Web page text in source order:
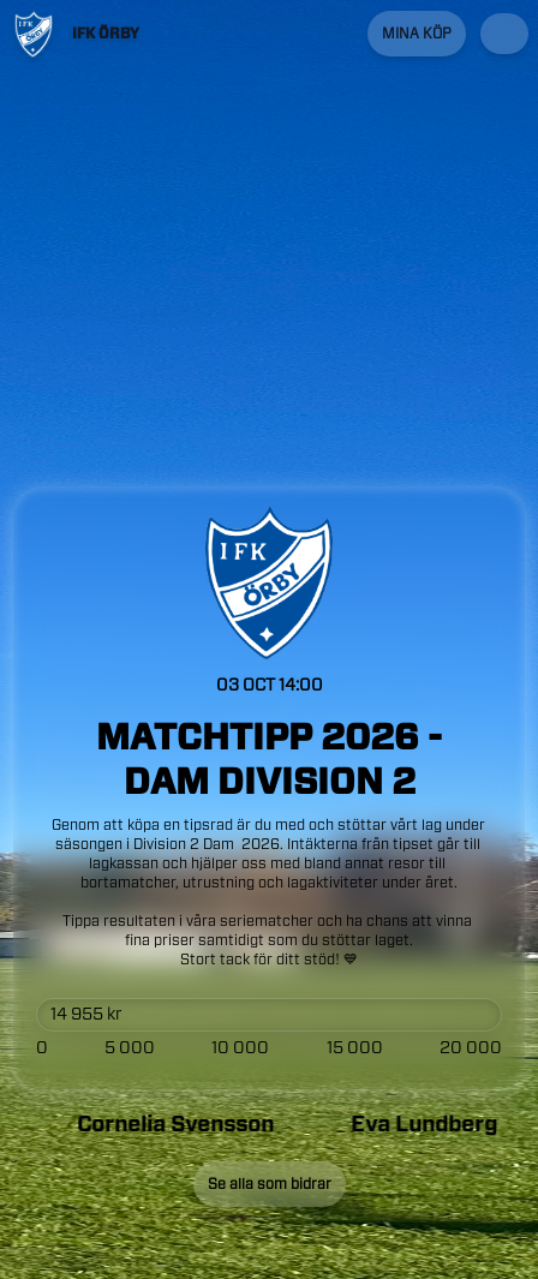
IFK ÖRBY MINA KÖP
03 OCT 14:00
MATCHTIPP 2026 -
DAM
DIVISION 2
Genom att köpa en tipsrad är du med och stöttar vårt lag under
säsongen i Division 2 Dam 2026. Intäkterna från tipset går till
lagkassan och hjälper oss med bland annat resor till
bortamatcher, utrustning och lagaktiviteter under året.
Tippa resultaten i våra seriematcher och ha chans att vinna
fina priser samtidigt som du stöttar laget.
Stort tack för ditt stöd! 💙
14 955 kr
0
5 000 10 000 15 000 20 000
Cornelia Svensson Eva Lundberg
Se alla som bidrar